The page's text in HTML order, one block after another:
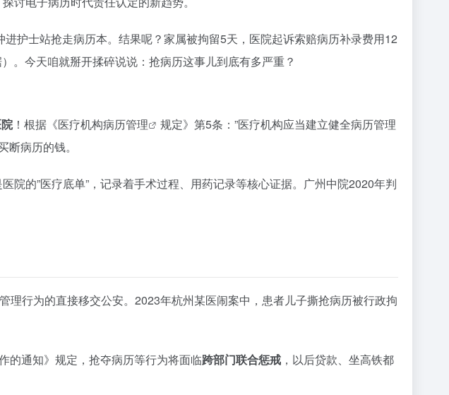
护士站抢走病历本。结果呢？家属被拘留5天，医院起诉索赔病历补录费用12
。今天咱就掰开揉碎说说：抢病历这事儿到底有多严重？
！根据《医疗机构病历管理
规定》第5条：”医疗机构应当建立健全病历管理
病历的钱。
的”医疗底单”，记录着手术过程、用药记录等核心证据。广州中院2020年判
理行为的直接移交公安。2023年杭州某医闹案中，患者儿子撕抢病历被行政拘
的通知》规定，抢夺病历等行为将面临跨部门联合惩戒 ，以后贷款、坐高铁都